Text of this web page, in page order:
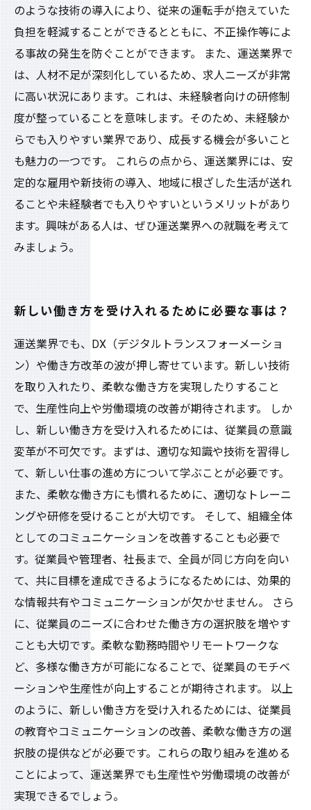
のような技術の導入により、従来の運転手が抱えていた
負担を軽減することができるとともに、不正操作等によ
る事故の発生を防ぐことができます。 また、運送業界で
は、人材不足が深刻化しているため、求人ニーズが非常
に高い状況にあります。これは、未経験者向けの研修制
度が整っていることを意味します。そのため、未経験か
らでも入りやすい業界であり、成長する機会が多いこと
も魅力の一つです。 これらの点から、運送業界には、安
定的な雇用や新技術の導入、地域に根ざした生活が送れ
ることや未経験者でも入りやすいというメリットがあり
ます。興味がある人は、ぜひ運送業界への就職を考えて
みましょう。
新しい働き方を受け入れるために必要な事は？
運送業界でも、DX（デジタルトランスフォーメーショ
ン）や働き方改革の波が押し寄せています。新しい技術
を取り入れたり、柔軟な働き方を実現したりすること
で、生産性向上や労働環境の改善が期待されます。 しか
し、新しい働き方を受け入れるためには、従業員の意識
変革が不可欠です。まずは、適切な知識や技術を習得し
て、新しい仕事の進め方について学ぶことが必要です。
また、柔軟な働き方にも慣れるために、適切なトレーニ
ングや研修を受けることが大切です。 そして、組織全体
としてのコミュニケーションを改善することも必要で
す。従業員や管理者、社長まで、全員が同じ方向を向い
て、共に目標を達成できるようになるためには、効果的
な情報共有やコミュニケーションが欠かせません。 さら
に、従業員のニーズに合わせた働き方の選択肢を増やす
ことも大切です。柔軟な勤務時間やリモートワークな
ど、多様な働き方が可能になることで、従業員のモチベ
ーションや生産性が向上することが期待されます。 以上
のように、新しい働き方を受け入れるためには、従業員
の教育やコミュニケーションの改善、柔軟な働き方の選
択肢の提供などが必要です。これらの取り組みを進める
ことによって、運送業界でも生産性や労働環境の改善が
実現できるでしょう。